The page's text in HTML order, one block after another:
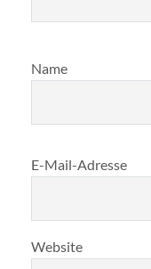
Name
E-Mail-Adresse
Website